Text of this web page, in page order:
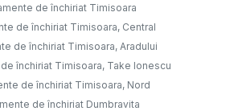
de închiriat Timisoara
de închiriat Timisoara, Central
de închiriat Timisoara, Aradului
închiriat Timisoara, Take Ionescu
de închiriat Timisoara, Nord
de închiriat Dumbravita